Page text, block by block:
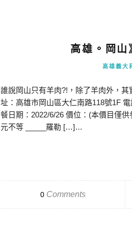
高雄。岡
高雄義大
誰說岡山只有羊肉?!，除了羊肉外，
址：高雄市岡山區大仁南路118號1F
餐日期：2022/6/26 價位：(本價目僅
元不等 _____羅勒 […]…
0Comments